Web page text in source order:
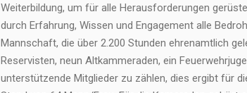
Weiterbildung, um für alle Herausforderungen
durch Erfahrung, Wissen und Engagement alle
Mannschaft, die über 2.200 Stunden ehrenamtlich
Reservisten, neun Altkammeraden, ein
unterstützende Mitglieder zu zählen, dies ergibt für